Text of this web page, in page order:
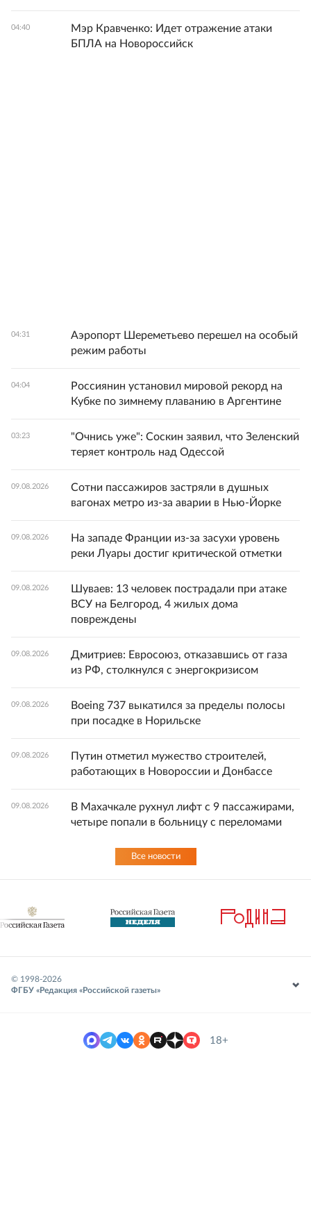
04:40
Мэр Кравченко: Идет отражение атаки
БПЛА на Новороссийск
04:31
Аэропорт Шереметьево перешел на особый
режим работы
04:04
Россиянин установил мировой рекорд на
Кубке по зимнему плаванию в Аргентине
03:23
"Очнись уже": Соскин заявил, что Зеленский
теряет контроль над Одессой
09.08.2026
Сотни пассажиров застряли в душных
вагонах метро из-за аварии в Нью-Йорке
09.08.2026
На западе Франции из-за засухи уровень
реки Луары достиг критической отметки
09.08.2026
Шуваев: 13 человек пострадали при атаке
ВСУ на Белгород, 4 жилых дома
повреждены
09.08.2026
Дмитриев: Евросоюз, отказавшись от газа
из РФ, столкнулся с энергокризисом
09.08.2026
Boeing 737 выкатился за пределы полосы
при посадке в Норильске
09.08.2026
Путин отметил мужество строителей,
работающих в Новороссии и Донбассе
09.08.2026
В Махачкале рухнул лифт с 9 пассажирами,
четыре попали в больницу с переломами
Все новости
© 1998-2026
ФГБУ «Редакция «Российской газеты»
18+